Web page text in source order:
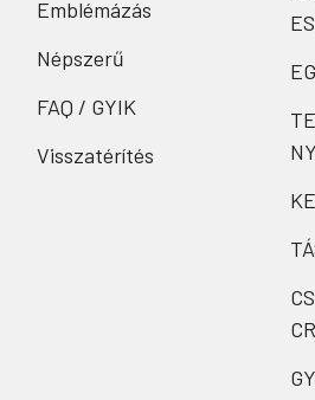
Emblémázás
Népszerű
FAQ / GYIK
Visszatérítés